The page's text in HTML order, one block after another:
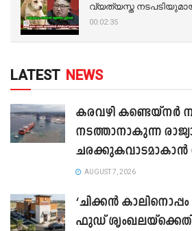
വ്യത്യസ്ത
00:02:35
LATEST NEWS
കരവഴി കണ്ടെയ്നർ
നടത്താനാകുന്ന
ചരക്കുകവാടമാകാൻ
AUGUST 7, 2026
‘ചിക്കൻ
ഫുഡ്